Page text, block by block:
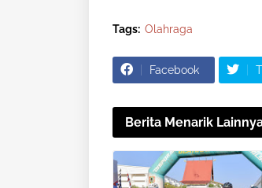
Tags: Olahraga
Facebook
Berita Menarik